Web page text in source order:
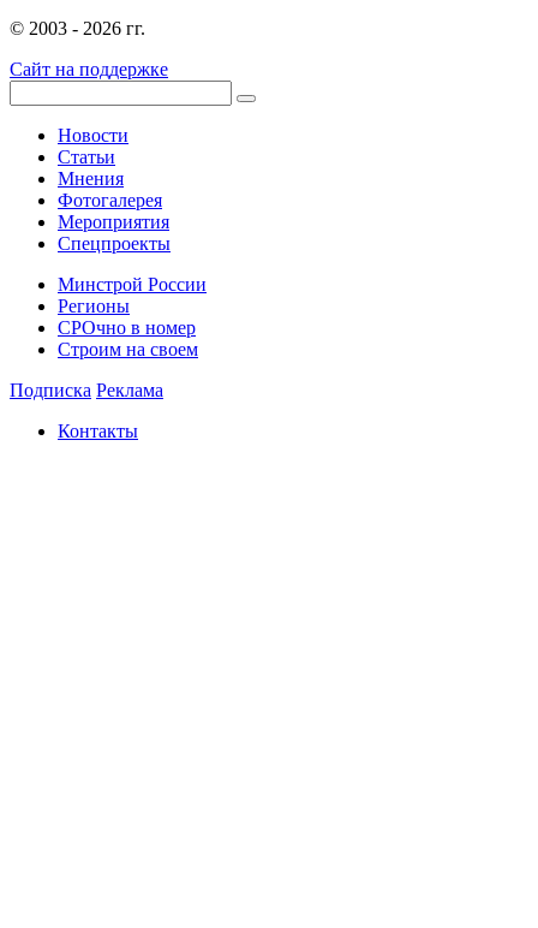
© 2003 - 2026 гг.
Сайт на поддержке
Новости
Статьи
Мнения
Фотогалерея
Мероприятия
Спецпроекты
Минстрой России
Регионы
СРОчно в номер
Строим на своем
Подписка Реклама
Контакты